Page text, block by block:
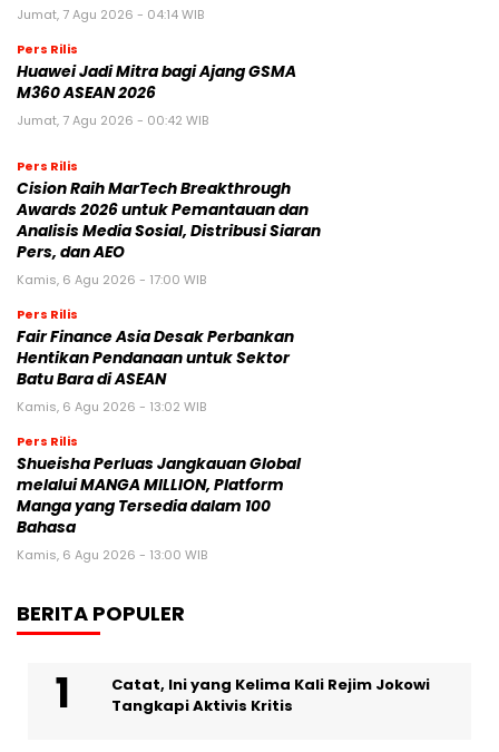
Jumat, 7 Agu 2026 - 04:14 WIB
Pers Rilis
Huawei Jadi Mitra bagi Ajang GSMA
M360 ASEAN 2026
Jumat, 7 Agu 2026 - 00:42 WIB
Pers Rilis
Cision Raih MarTech Breakthrough
Awards 2026 untuk Pemantauan dan
Analisis Media Sosial, Distribusi Siaran
Pers, dan AEO
Kamis, 6 Agu 2026 - 17:00 WIB
Pers Rilis
Fair Finance Asia Desak Perbankan
Hentikan Pendanaan untuk Sektor
Batu Bara di ASEAN
Kamis, 6 Agu 2026 - 13:02 WIB
Pers Rilis
Shueisha Perluas Jangkauan Global
melalui MANGA MILLION, Platform
Manga yang Tersedia dalam 100
Bahasa
Kamis, 6 Agu 2026 - 13:00 WIB
BERITA POPULER
Catat, Ini yang Kelima Kali Rejim Jokowi
Tangkapi Aktivis Kritis